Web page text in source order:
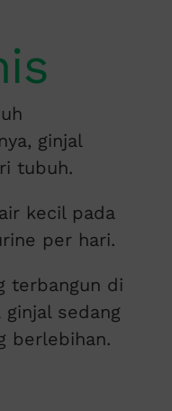
ginjal
tubuh.
kecil pada
per hari.
terbangun di
sedang
berlebihan.